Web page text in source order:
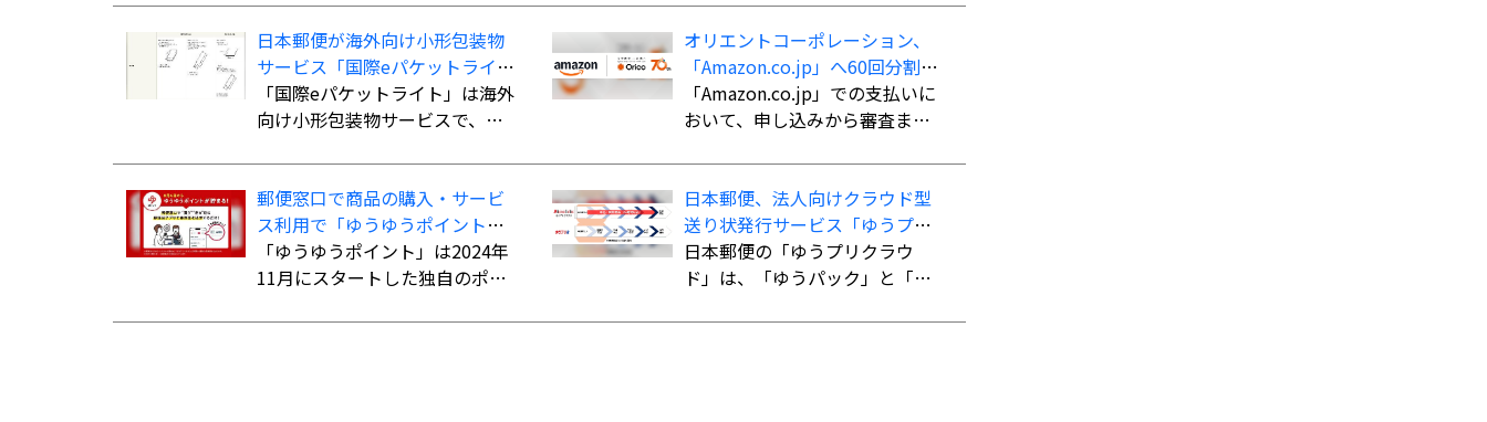
材費込み全国一律420円で商品
を配送する小型宅配商品。法
人、個人事業主のほか、個人も
利用可能。
た。
日本郵便が海外向け小形包装物
サービス「国際eパケットライ
ト」の取扱国・地域を計138か
国・地域に拡大
「国際eパケットライト」は海外
向け小形包装物サービスで、長
（長さ最大60cm）、重さ2kgま
での荷物を航空便扱いで送るこ
とができる。書留扱いの「国際e
パケット」よりも低料金で利用
でき、追跡サービスにも対応し
オリエントコーポレーション、
「Amazon.co.jp」へ60回分割払
いができる決済手段「オリコ分
割払い」を導入
「Amazon.co.jp」での支払いに
おいて、申し込みから審査まで
トカード不要で最大60回までの
分割払いが可能になる。
郵便窓口で商品の購入・サービ
ス利用で「ゆうゆうポイント」
を付与、「ゆうちょPayポイン
ト」への交換も開始
「ゆうゆうポイント」は2024年
11月にスタートした独自のポイ
便局アプリ」の会員証を提示し
日本郵便、法人向けクラウド型
送り状発行サービス「ゆうプリ
クラウド」
日本郵便の「ゆうプリクラウ
ド」は、「ゆうパック」と「ゆ
で作成できるクラウドサービ